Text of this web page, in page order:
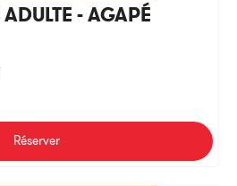
- AGAPÉ
Réserver